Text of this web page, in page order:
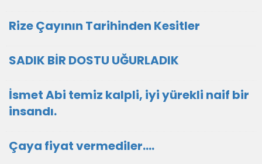
Rize Çayının Tarihinden Kesitler
SADIK BİR DOSTU UĞURLADIK
İsmet Abi temiz kalpli, iyi yürekli naif bir
insandı.
Çaya fiyat vermediler....